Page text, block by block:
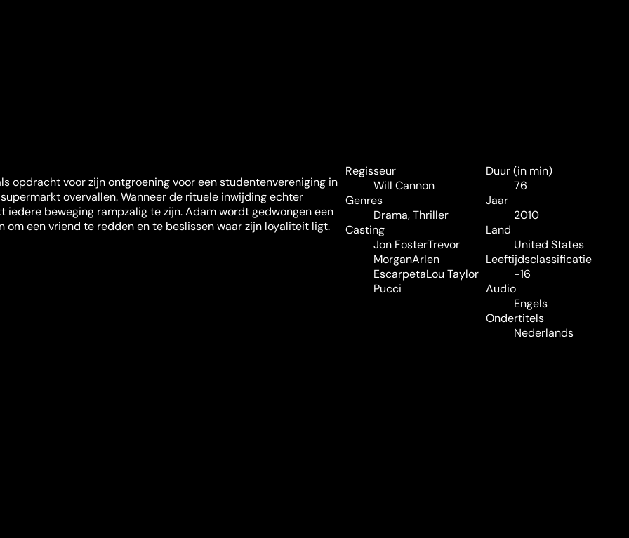
opdracht voor zijn ontgroening voor een studentenvereniging in
overvallen. Wanneer de rituele inwijding echter
iedere beweging rampzalig te zijn. Adam wordt gedwongen een
om een vriend te redden en te beslissen waar zijn loyaliteit ligt.
Regisseur
Will Cannon
Genres
Drama,Thriller
Casting
Jon FosterTrevor
MorganArlen
EscarpetaLou Taylor
Pucci
Duur (in min)
76
Jaar
2010
Land
United States
Leeftijdsclassificatie
-16
Audio
Engels
Ondertitels
Nederlands